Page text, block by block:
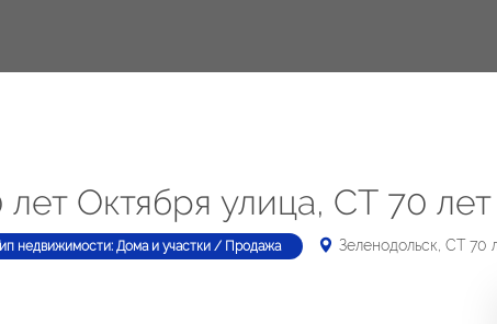
Октября улица, СТ 70
недвижимости: Дома и участки / Продажа Зеленодольск, СТ 70